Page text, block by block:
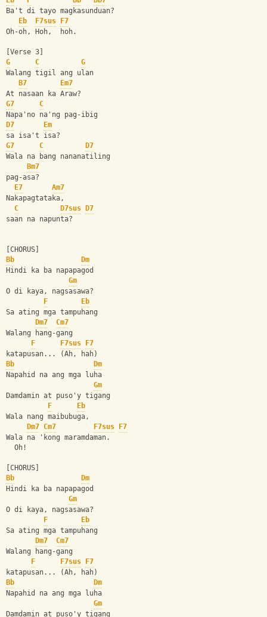
Ba't di tayo magkasunduan?
Eb
F7sus
F7
Oh-oh, Hoh,  hoh.
[Verse 3]
G
C
G
Walang tigil ang ulan
B7
Em7
At nasaan ka Araw?
G7
C
Napa'no na'ng pag-ibig
D7
Em
sa isa't isa?
G7
C
D7
Wala na bang nananatiling
Bm7
pag-asa?
E7
Am7
Nakapagtataka,
C
D7sus
D7
saan na napunta?
[CHORUS]
Bb
Dm
Hindi ka ba napapagod
Gm
O di kaya, nagsasawa?
F
Eb
Sa ating mga tampuhang
Dm7
Cm7
Walang hang-gang
F
F7sus
F7
katapusan... (Ah, hah)
Bb
Dm
Napahid na ang mga luha
Gm
Damdamin at puso'y tigang
F
Eb
Wala nang maibubuga,
Dm7 Cm7 F7sus
F7
Wala na 'kong maramdaman.
  Oh!
[CHORUS]
Bb
Dm
Hindi ka ba napapagod
Gm
O di kaya, nagsasawa?
F
Eb
Sa ating mga tampuhang
Dm7
Cm7
Walang hang-gang
F
F7sus
F7
katapusan... (Ah, hah)
Bb
Dm
Napahid na ang mga luha
Gm
Damdamin at puso'y tigang